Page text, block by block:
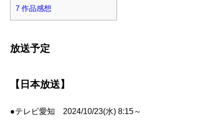
7 作品感想
放送予定
【日本放送】
●テレビ愛知 2024/10/23(水) 8:15～